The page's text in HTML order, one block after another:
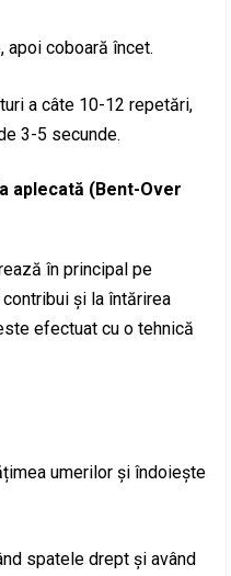
apoi coboară încet.
a câte 10-12 repetări,
3-5 secunde.
aplecată (Bent-Over
în principal pe
și la întărirea
efectuat cu o tehnică
umerilor și îndoiește
spatele drept și având